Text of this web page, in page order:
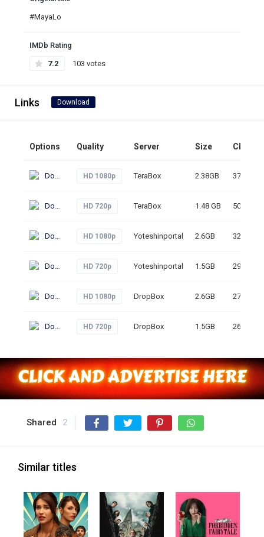
#MayaLo
IMDb Rating
7.2 103 votes
Links Download
Options Quality Server Size Clicks
Download HD 1080p TeraBox 2.38GB 371
Download HD 720p TeraBox 1.48 GB 505
Download HD 1080p Yoteshinportal 2.6GB 326
Download HD 720p Yoteshinportal 1.5GB 290
Download HD 1080p DropBox 2.6GB 274
Download HD 720p DropBox 1.5GB 264
Shared 2
Similar titles